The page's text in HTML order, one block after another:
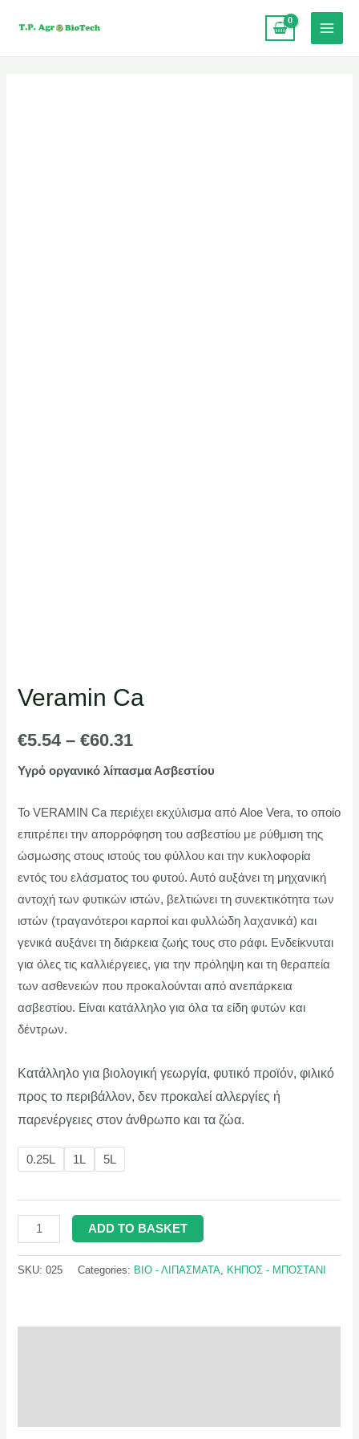
Veramin Ca
€5.54 –€60.31
Υγρό οργανικό λίπασμα Ασβεστίου
Το VERAMIN Ca περιέχει εκχύλισμα από Aloe Vera, το οποίο
επιτρέπει την απορρόφηση του ασβεστίου με ρύθμιση της
ώσμωσης στους ιστούς του φύλλου και την κυκλοφορία
εντός του ελάσματος του φυτού. Αυτό αυξάνει τη μηχανική
αντοχή των φυτικών ιστών, βελτιώνει τη συνεκτικότητα των
ιστών (τραγανότεροι καρποί και φυλλώδη λαχανικά) και
γενικά αυξάνει τη διάρκεια ζωής τους στο ράφι. Ενδείκνυται
για όλες τις καλλιέργειες, για την πρόληψη και τη θεραπεία
των ασθενειών που προκαλούνται από ανεπάρκεια
ασβεστίου. Είναι κατάλληλο για όλα τα είδη φυτών και
δέντρων.
Κατάλληλο για βιολογική γεωργία, φυτικό προϊόν, φιλικό
προς το περιβάλλον, δεν προκαλεί αλλεργίες ή
παρενέργειες στον άνθρωπο και τα ζώα.
0.25L 1L 5L
ADD TO BASKET
SKU:025 Categories: ΒΙΟ - ΛΙΠΑΣΜΑΤΑ, ΚΗΠΟΣ - ΜΠΟΣΤΑΝΙ